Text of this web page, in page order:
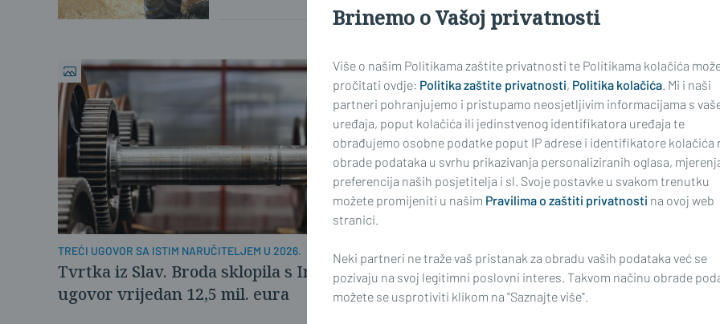
TREĆI UGOVOR SA ISTIM NARUČITELJEM U 2026.
Tvrtka iz Slav. Broda sklopila s Ircima
ugovor vrijedan 12,5 mil. eura
NAJAVILI POJAČAVANJE MJERA
Slijedi hitna revizija u Brodsko-
posavskoj i Požeško-slavonskoj
Brinemo o Vašoj privatnosti
Više o našim Politikama zaštite privatnosti te Politikama kolačića
pročitati ovdje: Politika zaštite privatnosti, Politika kolačića . Mi i naši
partneri pohranjujemo i pristupamo neosjetljivim informacijama s
uređaja, poput kolačića ili jedinstvenog identifikatora uređaja te
obrađujemo osobne podatke poput IP adrese i identifikatore kolačića
obrade podataka u svrhu prikazivanja personaliziranih oglasa,
preferencija naših posjetitelja i sl. Svoje postavke u svakom trenutku
možete promijeniti u našim Pravilima o zaštiti privatnosti na ovoj web
stranici.
Neki partneri ne traže vaš pristanak za obradu vaših podataka već se
pozivaju na svoj legitimni poslovni interes. Takvom načinu obrade
možete se usprotiviti klikom na "Saznajte više".